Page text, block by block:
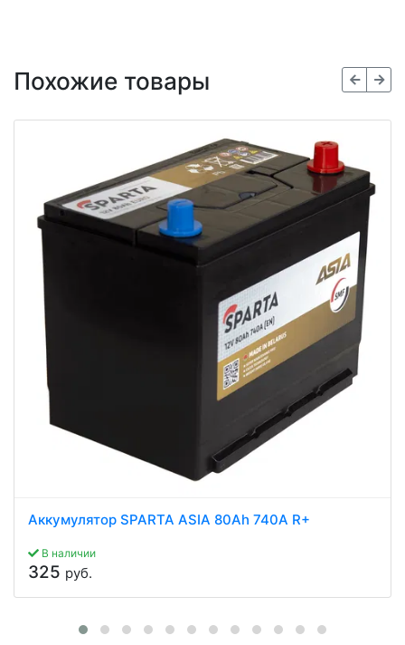
Похожие товары
Аккумулятор SPARTA ASIA 80Ah 740A R+
В наличии
325 руб.